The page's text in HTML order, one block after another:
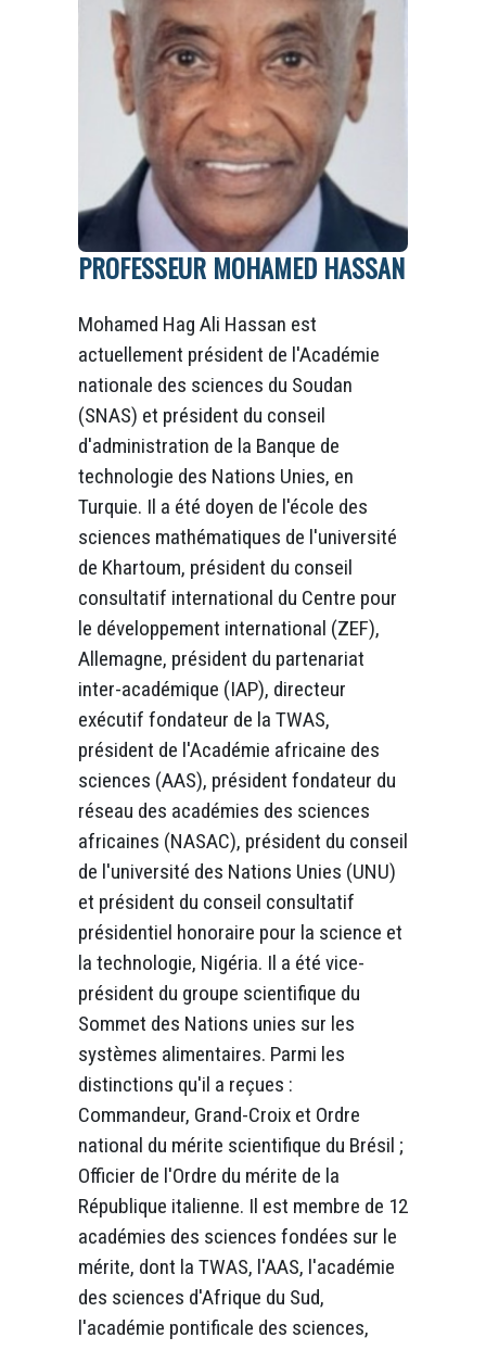
PROFESSEUR MOHAMED HASSAN
Mohamed Hag Ali Hassan est
actuellement président de l'Académie
nationale des sciences du Soudan
(SNAS) et président du conseil
d'administration de la Banque de
technologie des Nations Unies, en
Turquie. Il a été doyen de l'école des
sciences mathématiques de l'université
de Khartoum, président du conseil
consultatif international du Centre pour
le développement international (ZEF),
Allemagne, président du partenariat
inter-académique (IAP), directeur
exécutif fondateur de la TWAS,
président de l'Académie africaine des
sciences (AAS), président fondateur du
réseau des académies des sciences
africaines (NASAC), président du conseil
de l'université des Nations Unies (UNU)
et président du conseil consultatif
présidentiel honoraire pour la science et
la technologie, Nigéria. Il a été vice-
président du groupe scientifique du
Sommet des Nations unies sur les
systèmes alimentaires. Parmi les
distinctions qu'il a reçues :
Commandeur, Grand-Croix et Ordre
national du mérite scientifique du Brésil ;
Officier de l'Ordre du mérite de la
République italienne. Il est membre de 12
académies des sciences fondées sur le
mérite, dont la TWAS, l'AAS, l'académie
des sciences d'Afrique du Sud,
l'académie pontificale des sciences,